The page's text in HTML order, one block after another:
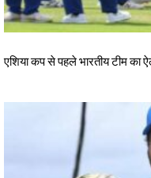
एशिया कप से पहले भारतीय टीम का